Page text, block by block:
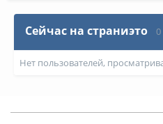
Сейчас на страниэто 0
Нет пользователей,